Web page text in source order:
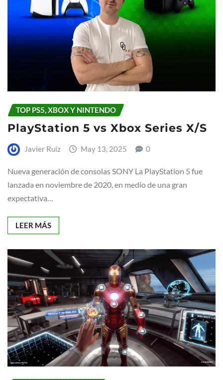
TOP PS5, XBOX Y NINTENDO
PlayStation 5 vs Xbox Series X/S
Javier Ruiz May 13, 2025 0
Nueva generación de consolas SONY La PlayStation 5 fue
lanzada en noviembre de 2020, en medio de una gran
expectativa…
LEER MÁS